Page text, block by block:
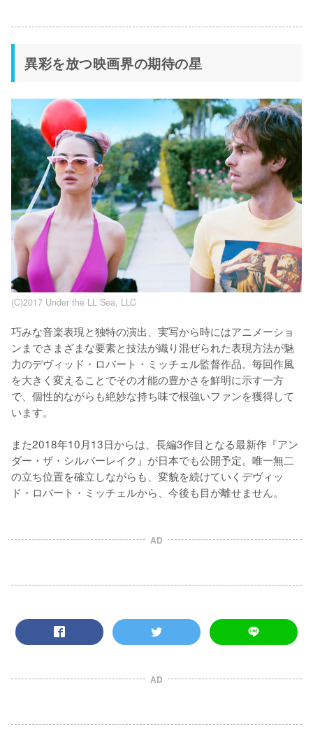
異彩を放つ映画界の期待の星
(C)2017 Under the LL Sea, LLC
巧みな音楽表現と独特の演出、実写から時にはアニメーショ
ンまでさまざまな要素と技法が織り混ぜられた表現方法が魅
力のデヴィッド・ロバート・ミッチェル監督作品。毎回作風
を大きく変えることでその才能の豊かさを鮮明に示す一方
で、個性的ながらも絶妙な持ち味で根強いファンを獲得して
います。
また2018年10月13日からは、長編3作目となる最新作『アン
ダー・ザ・シルバーレイク』が日本でも公開予定。唯一無二
の立ち位置を確立しながらも、変貌を続けていくデヴィッ
ド・ロバート・ミッチェルから、今後も目が離せません。
AD
AD